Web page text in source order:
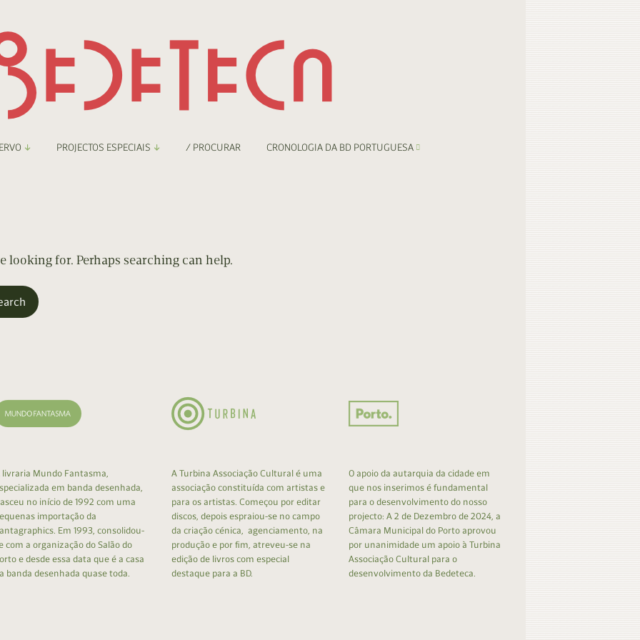
Digital
PROJECTOS ESPECIAIS / PROCURAR CRONOLOGIA DA BD PORTUGUESA
looking for. Perhaps searching can help.
livraria Mundo Fantasma,
em banda desenhada,
no início de 1992 com uma
importação da
Em 1993, consolidou-
com a organização do Salão do
e desde essa data que é a casa
banda desenhada quase toda.
A Turbina Associação Cultural é uma
associação constituída com artistas e
para os artistas. Começou por editar
discos, depois espraiou-se no campo
da criação cénica, agenciamento, na
produção e por fim, atreveu-se na
edição de livros com especial
destaque para a BD.
O apoio da autarquia da cidade em
que nos inserimos é fundamental
para o desenvolvimento do nosso
projecto: A 2 de Dezembro de 2024, a
Câmara Municipal do Porto aprovou
por unanimidade um apoio à Turbina
Associação Cultural para o
desenvolvimento da Bedeteca.